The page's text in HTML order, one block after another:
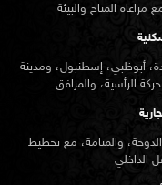
أبوظبي، إسطنبول، ومدينة
والمنامة، مع تخطيط